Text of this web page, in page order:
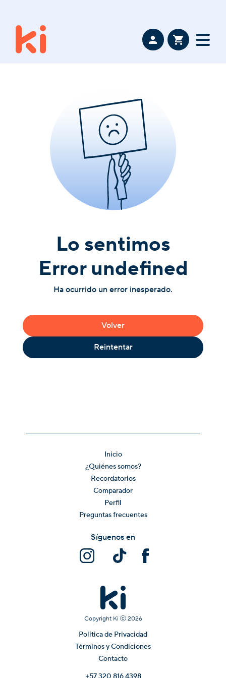
Lo sentimos
Error undefined
Ha ocurrido un error inesperado.
Volver
Reintentar
Inicio
¿Quiénes somos?
Recordatorios
Comparador
Perfil
Preguntas frecuentes
Copyright Ki ⓒ 2026
Política de Privacidad
Términos y Condiciones
Contacto
Síguenos en